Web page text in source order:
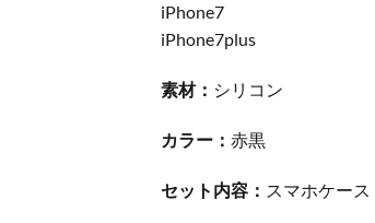
iPhone7
iPhone7plus
素材： シリコン
カラー： 赤黒
セット内容： スマホケース